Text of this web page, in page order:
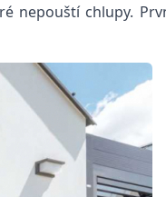
nepouští chlupy.